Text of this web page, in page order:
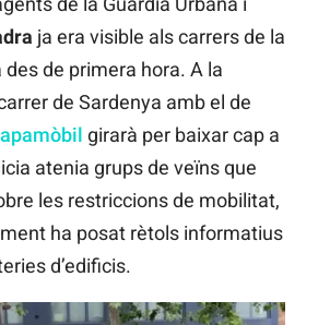
ja era visible als carrers de la
de primera hora. A la
de Sardenya amb el de
girarà per baixar cap a
atenia grups de veïns que
les restriccions de mobilitat,
ha posat rètols informatius
d’edificis.